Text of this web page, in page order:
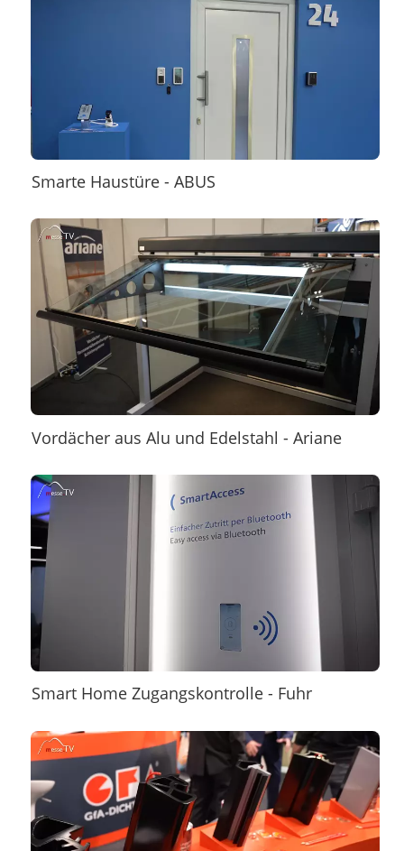
Smarte Haustüre - ABUS
Vordächer aus Alu und Edelstahl - Ariane
Smart Home Zugangskontrolle - Fuhr